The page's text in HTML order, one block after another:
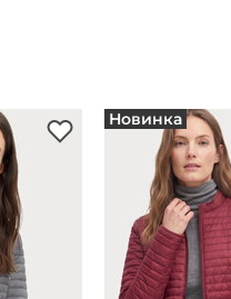
Новинка